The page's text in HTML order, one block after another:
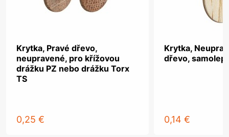
Krytka, Pravé dřevo,
neupravené, pro křížovou
drážku PZ nebo drážku Torx
TS
0,25 €
Krytka,
dřevo,
0,14 €